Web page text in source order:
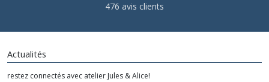
476 avis clients
Actualités
restez connectés avec atelier Jules & Alice!